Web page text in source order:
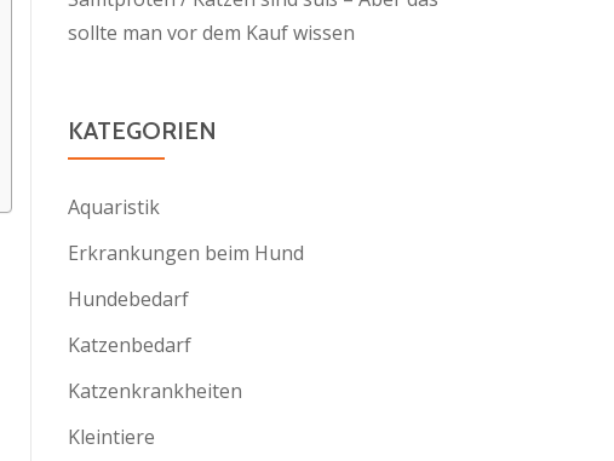
sollte man vor dem Kauf wissen
KATEGORIEN
Aquaristik
Erkrankungen beim Hund
Hundebedarf
Katzenbedarf
Katzenkrankheiten
Kleintiere